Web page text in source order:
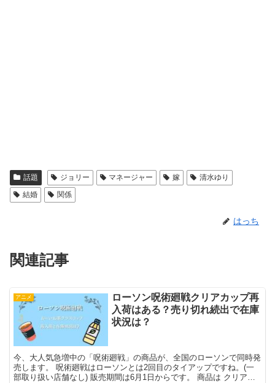
話題 ジョリー マネージャー 嫁
清水ゆり
結婚
関係
はっち
関連記事
アニメ
ローソン呪術廻戦クリアカップ再
入荷はある？売り切れ続出で在庫
状況は？
今、大人気急増中の「呪術廻戦」の商品が、全国のローソンで同時発
売します。 呪術廻戦はローソンとは2回目のタイアップですね。(一
部取り扱い店舗なし) 販売期間は6月1日からです。 商品は クリアカ